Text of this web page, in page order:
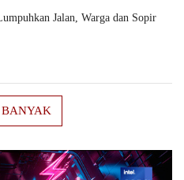
Jalan, Warga dan Sopir